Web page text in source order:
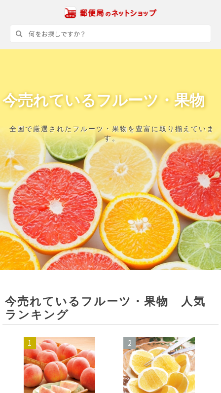
今売れているフルーツ・果物
全国で厳選されたフルーツ・果物を豊富に取り揃えていま
す。
今売れているフルーツ・果物 人気
ランキング